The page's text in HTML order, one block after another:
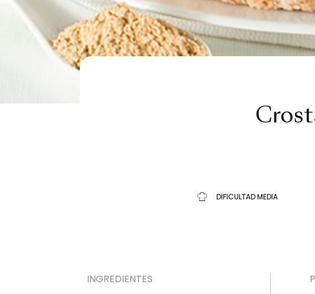
DIFICULTAD MEDIA
INGREDIENTES